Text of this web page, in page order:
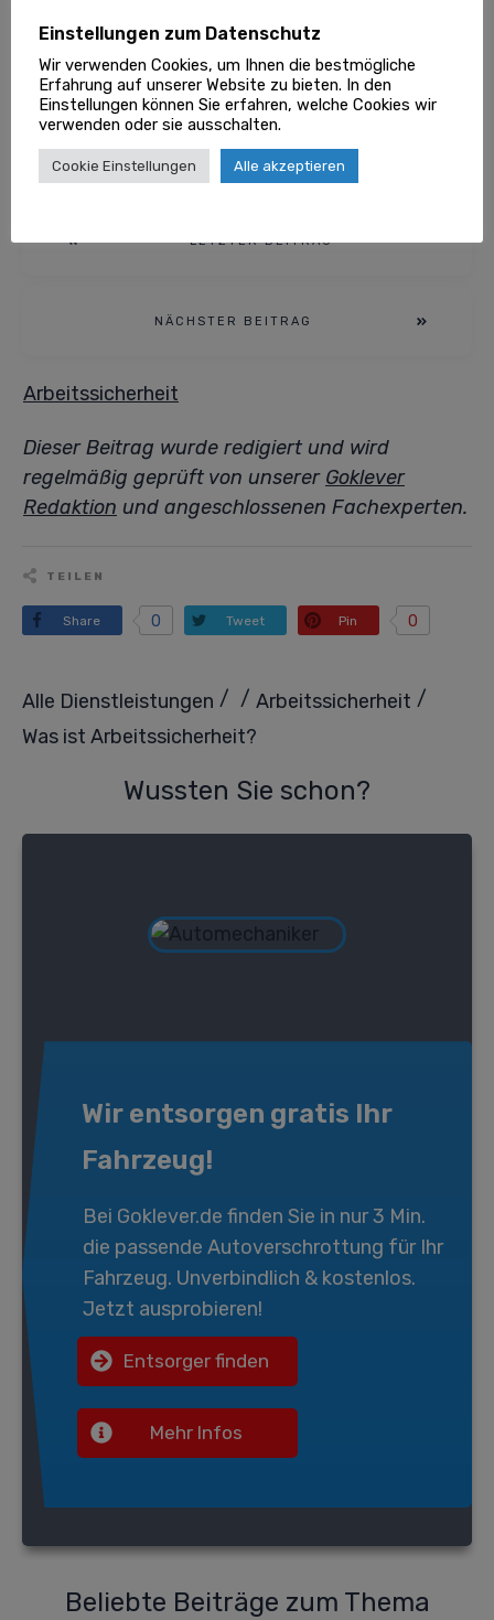
Unfällen und Verletzungen aus, sondern trägt
auch zur Zufriedenheit der Mitarbeiter und zur
langfristigen Nachhaltigkeit des Unternehmens
bei.
Bildquelle: Pixabay
LETZTER BEITRAG
NÄCHSTER BEITRAG
Arbeitssicherheit
Dieser Beitrag wurde redigiert und wird
regelmäßig geprüft von unserer Goklever
Redaktion und angeschlossenen Fachexperten.
TEILEN
Share 0 Tweet Pin 0
Alle Dienstleistungen / / Arbeitssicherheit /
Was ist Arbeitssicherheit?
Wussten Sie schon?
Wir entsorgen gratis Ihr
Fahrzeug!
Bei Goklever.de finden Sie in nur 3 Min.
die passende Autoverschrottung für Ihr
Fahrzeug. Unverbindlich & kostenlos.
Jetzt ausprobieren!
Entsorger finden
Mehr Infos
Beliebte Beiträge zum Thema
Einstellungen zum Datenschutz
Wir verwenden Cookies, um Ihnen die bestmögliche
Erfahrung auf unserer Website zu bieten. In den
Einstellungen können Sie erfahren, welche Cookies wir
verwenden oder sie ausschalten.
Cookie Einstellungen Alle akzeptieren